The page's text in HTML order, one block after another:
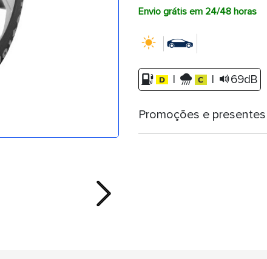
Next
Envio grátis em 24/48 horas
| | 69dB
Promoções e presentes